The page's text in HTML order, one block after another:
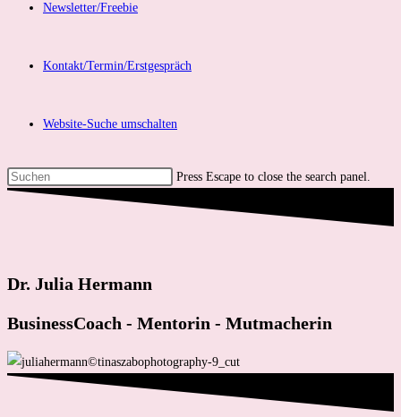
Newsletter/Freebie
Kontakt/Termin/Erstgespräch
Website-Suche umschalten
Press Escape to close the search panel.
Dr. Julia Hermann
BusinessCoach - Mentorin - Mutmacherin